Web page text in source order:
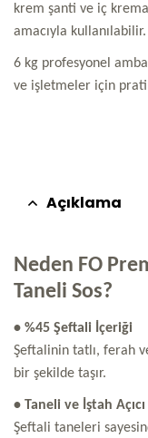
krem şanti ve iç
amacıyla kullanılabilir.
6 kg profesyonel
ve işletmeler için
Açıklama
Neden FO
Taneli Sos?
• %45 Şeftali İçeriği
Şeftalinin tatlı, ferah
bir şekilde taşır.
• Taneli ve İştah Açıcı
Şeftali taneleri